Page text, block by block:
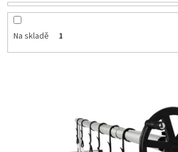
Na skladě 1